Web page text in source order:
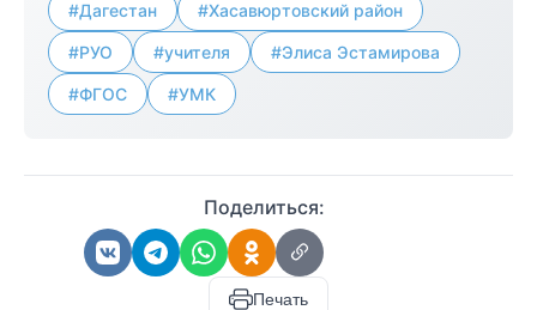
#Дагестан #Хасавюртовский район
#РУО #учителя #Элиса Эстамирова
#ФГОС #УМК
Поделиться:
Печать